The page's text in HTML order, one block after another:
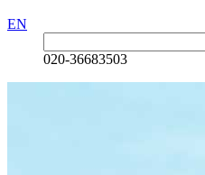
EN
020-36683503